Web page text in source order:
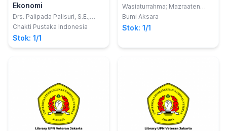
Ekonomi
Drs. Palipada Palisuri, S.E.,
M.Si.
Chakti Pustaka Indonesia
Stok: 1/1
Wasiaturrahma; Mazraaten
Thoyyibah
Bumi Aksara
Stok: 1/1